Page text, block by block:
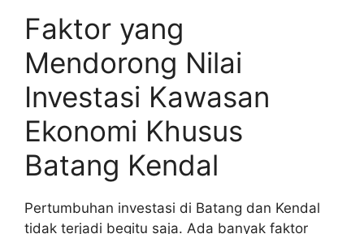
Faktor yang
Mendorong Nilai
Investasi Kawasan
Ekonomi Khusus
Batang Kendal
Pertumbuhan investasi di Batang dan Kendal
tidak terjadi begitu saja. Ada banyak faktor